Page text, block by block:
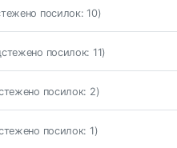
посилок: 10)
посилок: 11)
посилок: 2)
посилок: 1)